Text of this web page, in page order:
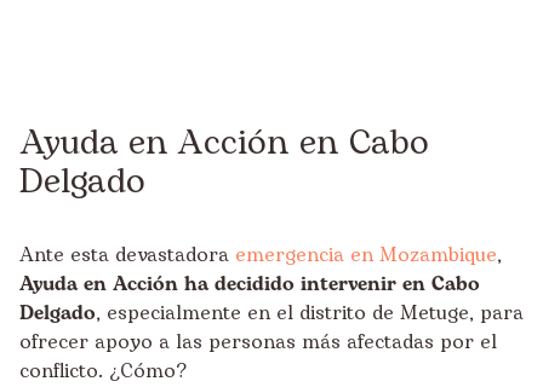
Ayuda en Acción en Cabo
Delgado
Ante esta devastadora emergencia en Mozambique,
Ayuda en Acción ha decidido intervenir en Cabo
Delgado, especialmente en el distrito de Metuge, para
ofrecer apoyo a las personas más afectadas por el
conflicto. ¿Cómo?